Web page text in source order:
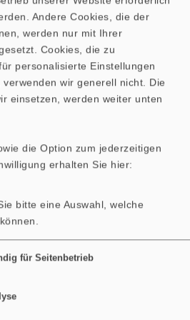
Rdc
Andere Cookies, die der
werden nur mit Ihrer
Cookies, die zu
personalisierte Einstellungen
wir generell nicht. Die
einsetzen, werden weiter unten
die Option zum jederzeitigen
erhalten Sie hier:
bitte eine Auswahl, welche
für Seitenbetrieb